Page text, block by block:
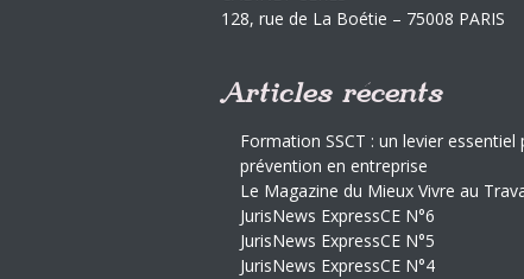
128, rue de La Boétie – 75008 PARIS
Articles récents
Formation SSCT : un levier essentiel
prévention en entreprise
Le Magazine du Mieux Vivre au
JurisNews ExpressCE N°6
JurisNews ExpressCE N°5
JurisNews ExpressCE N°4